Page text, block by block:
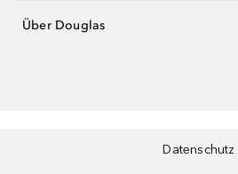
Über Douglas
Datenschutz